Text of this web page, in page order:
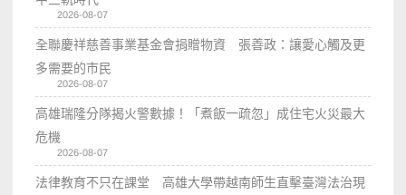
2026-08-07
全聯慶祥慈善事業基金會捐贈物資 張善政：讓愛心觸及更
多需要的市民
2026-08-07
高雄瑞隆分隊揭火警數據！「煮飯一疏忽」成住宅火災最大
危機
2026-08-07
法律教育不只在課堂 高雄大學帶越南師生直擊臺灣法治現